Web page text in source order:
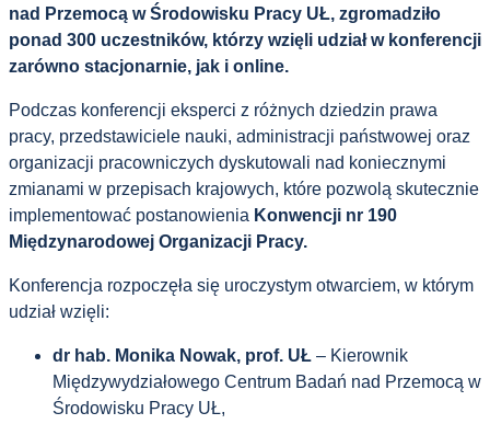
nad Przemocą w Środowisku Pracy UŁ, zgromadziło
ponad 300 uczestników, którzy wzięli udział w konferencji
zarówno stacjonarnie, jak i online.
Podczas konferencji eksperci z różnych dziedzin prawa
pracy, przedstawiciele nauki, administracji państwowej oraz
organizacji pracowniczych dyskutowali nad koniecznymi
zmianami w przepisach krajowych, które pozwolą skutecznie
implementować postanowienia Konwencji nr 190
Międzynarodowej Organizacji Pracy.
Konferencja rozpoczęła się uroczystym otwarciem, w którym
udział wzięli:
dr hab. Monika Nowak, prof. UŁ – Kierownik
Międzywydziałowego Centrum Badań nad Przemocą w
Środowisku Pracy UŁ,